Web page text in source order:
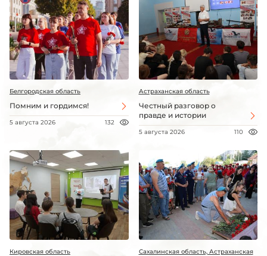
Белгородская область
Помним и гордимся!
5 августа 2026 132
Астраханская область
Честный разговор о
правде и истории
5 августа 2026 110
Кировская область
Сахалинская область, Астраханская